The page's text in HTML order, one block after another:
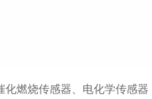
燃烧传感器、电化学传感器